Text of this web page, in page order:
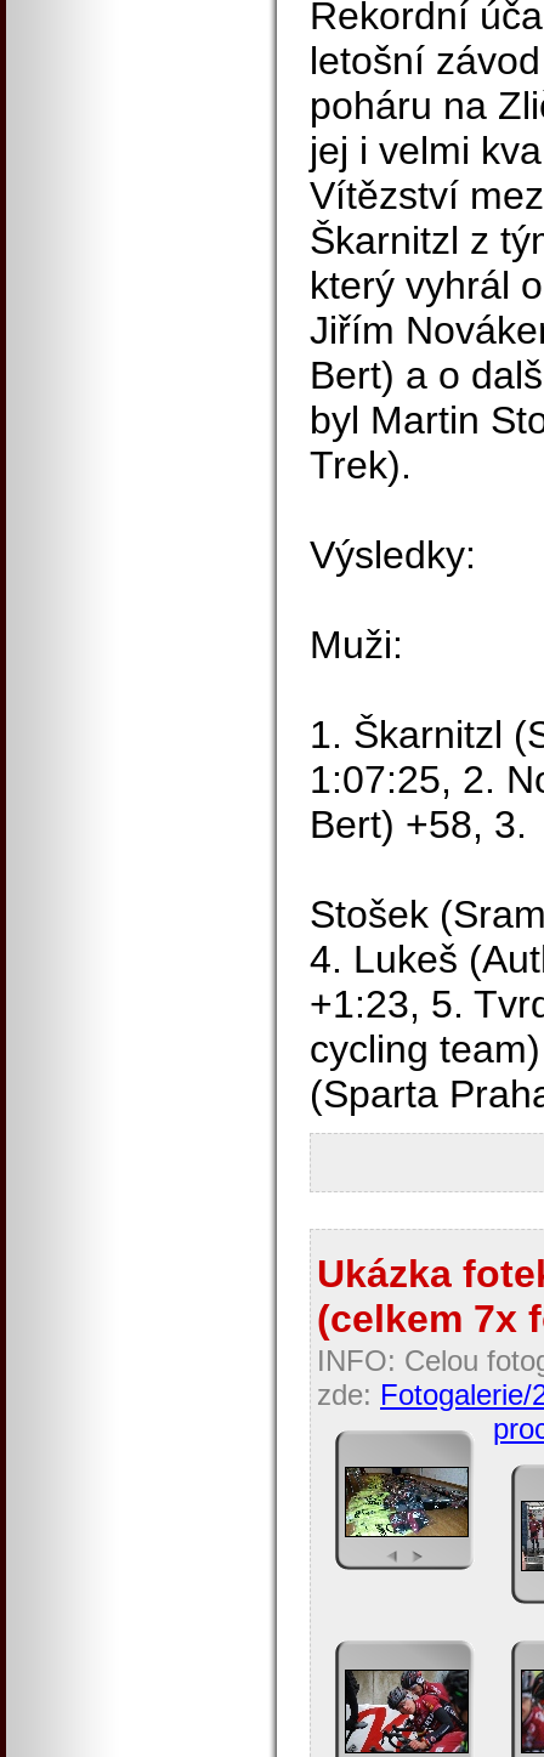
Rekordní
letošní
poháru na
jej i velmi
Vítězství
Škarnitzl z
který vyhrál
Jiřím
Bert) a o
byl Martin
Trek).
Výsledky:
Muži:
1. Škarnitzl
1:07:25, 2.
Bert) +58, 3.
Stošek
4. Lukeš
+1:23, 5.
cycling
(Sparta
Ukázka
(celkem 7x
INFO: Celou
zde: Fotogalerie/